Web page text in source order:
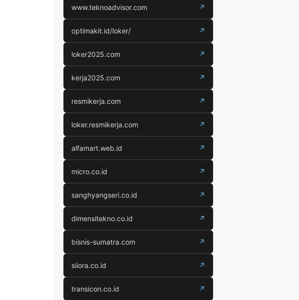
www.teknoadvisor.com ↗
optimakit.id/loker/ ↗
loker2025.com ↗
kerja2025.com ↗
resmikerja.com ↗
loker.resmikerja.com ↗
alfamart.web.id ↗
micro.co.id ↗
sanghyangseri.co.id ↗
dimensitekno.co.id ↗
bisnis-sumatra.com ↗
siiora.co.id ↗
transicon.co.id ↗